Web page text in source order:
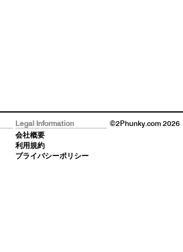
Legal Information
会社概要
利用規約
プライバシーポリシー
©2Phunky.com 2026